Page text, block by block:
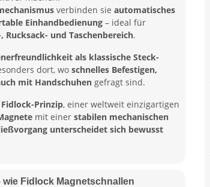
verbinden sie automatisches
Einhandbedienung – ideal für
und Taschenbereich.
als klassische Steck-
dort, wo schnelles Befestigen,
mit Handschuhen gefragt sind.
Prinzip, einer weltweit einzigartigen
mit einer stabilen mechanischen
unterscheidet sich bewusst
Fidlock Magnetschnallen